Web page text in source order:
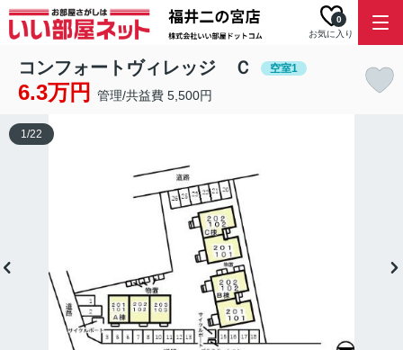
お気に入り
0
コンフォートヴィレッジ Ｃ 空室1
6.3万円 管理/共益費 5,500円
1/22